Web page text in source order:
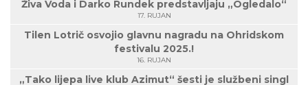
Živa Voda i Darko Rundek predstavljaju „Ogledalo“
17. RUJAN
Tilen Lotrič osvojio glavnu nagradu na Ohridskom
festivalu 2025.!
16. RUJAN
„Tako lijepa live klub Azimut“ šesti je službeni singl